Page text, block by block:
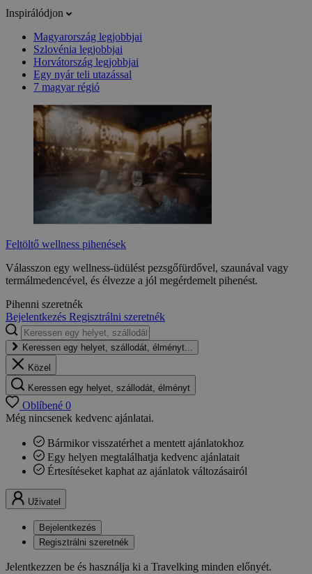
Inspirálódjon
Magyarország legjobbjai
Szlovénia legjobbjai
Horvátország legjobbjai
Egy nyár teli utazással
7 magyar régió
Feltöltő wellness pihenések
Válasszon egy wellness-üdülést pezsgőfürdővel, szaunával vagy
termálmedencével, és élvezze a jól megérdemelt pihenést.
Pihenni szeretnék
Bejelentkezés Regisztrálni szeretnék
Keressen egy helyet, szállodát, élményt...
Közel
Keressen egy helyet, szállodát, élményt
Oblíbené 0
Még nincsenek kedvenc ajánlatai.
Bármikor visszatérhet a mentett ajánlatokhoz
Egy helyen megtalálhatja kedvenc ajánlatait
Értesítéseket kaphat az ajánlatok változásairól
Uživatel
Bejelentkezés
Regisztrálni szeretnék
Jelentkezzen be és használja ki a Travelking minden előnyét.